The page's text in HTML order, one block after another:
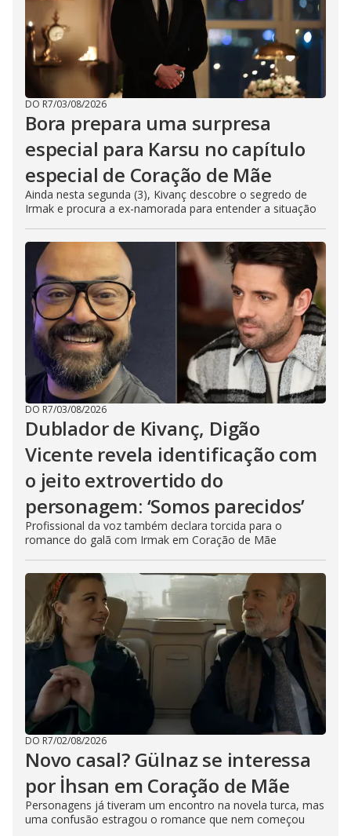
DO R7/03/08/2026
Bora prepara uma surpresa
especial para Karsu no capítulo
especial de Coração de Mãe
Ainda nesta segunda (3), Kivanç descobre o segredo de
Irmak e procura a ex-namorada para entender a situação
DO R7/03/08/2026
Dublador de Kivanç, Digão
Vicente revela identificação com
o jeito extrovertido do
personagem: ‘Somos parecidos’
Profissional da voz também declara torcida para o
romance do galã com Irmak em Coração de Mãe
DO R7/02/08/2026
Novo casal? Gülnaz se interessa
por İhsan em Coração de Mãe
Personagens já tiveram um encontro na novela turca, mas
uma confusão estragou o romance que nem começou